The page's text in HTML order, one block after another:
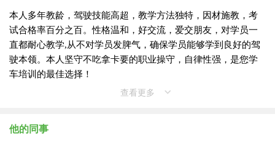
本人多年教龄，驾驶技能高超，教学方法独特，因材施教，考
试合格率百分之百。性格温和，好交流，爱交朋友，对学员一
直都耐心教学,从不对学员发脾气，确保学员能够学到良好的驾
驶本领。本人坚守不吃拿卡要的职业操守，自律性强，是您学
车培训的最佳选择！
查看更多
他的同事